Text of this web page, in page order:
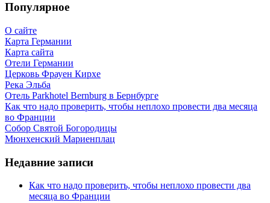
Популярное
О сайте
Карта Германии
Карта сайта
Отели Германии
Церковь Фрауен Кирхе
Река Эльба
Отель Parkhotel Bernburg в Бернбурге
Как что надо проверить, чтобы неплохо провести два месяца
во Франции
Собор Святой Богородицы
Мюнхенский Мариенплац
Недавние записи
Как что надо проверить, чтобы неплохо провести два
месяца во Франции